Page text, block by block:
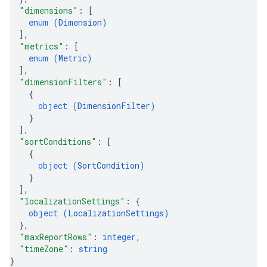
"dimensions" :
[
enum (Dimension)
] ,
"metrics" :
[
enum (Metric)
] ,
"dimensionFilters" :
[
{
object (DimensionFilter)
}
] ,
"sortConditions" :
[
{
object (SortCondition)
}
] ,
"localizationSettings" : {
object (LocalizationSettings)
},
"maxReportRows" : integer,
"timeZone" : string
}